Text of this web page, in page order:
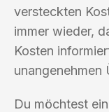
versteckten
immer wieder,
Kosten
unangenehmen
Du möchtest